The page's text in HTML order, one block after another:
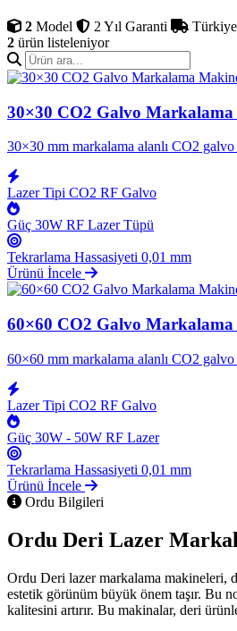
2 Model 2 Yıl Garanti
2 ürün listeleniyor
30×30 CO2 Galvo Markalama
30×30 mm markalama alanlı CO2
Lazer Tipi CO2 RF Galvo
Güç 30W RF Lazer Tüpü
Tekrarlama Hassasiyeti 0,01 mm
Ürünü İncele
60×60 CO2 Galvo Markalama
60×60 mm markalama alanlı CO2
Lazer Tipi CO2 RF Galvo
Güç 30W - 50W RF Lazer
Tekrarlama Hassasiyeti 0,01 mm
Ürünü İncele
Ordu Bilgileri
Ordu Deri Lazer
Ordu Deri lazer markalama makineleri,
estetik görünüm büyük önem taşır. Bu
kalitesini artırır. Bu makinalar, deri